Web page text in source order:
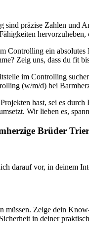
sind präzise Zahlen und
Controlling ein
Zeig uns, dass du fit
im Controlling
(w/m/d) bei
hast, sei es
Wir lieben es,
Brüder
darauf vor, in deinem
Zeige dein
in deiner